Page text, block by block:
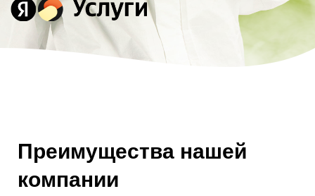
Преимущества нашей
компании